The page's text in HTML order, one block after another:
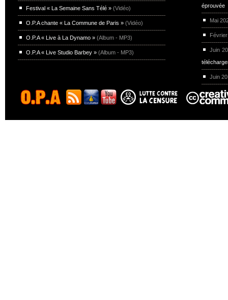
Festival « La Semaine Sans Télé » (Vidéo)
O.P.A chante « La Commune de Paris » (Vidéo)
O.P.A « Live à La Dynamo » (Album - MP3)
O.P.A « Live Studio Barbey » (Album - MP3)
éprouvée
Mai
Juin
Juin